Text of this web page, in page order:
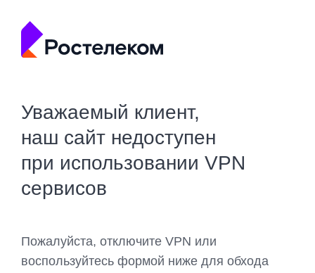
Уважаемый клиент,
наш сайт недоступен
при использовании VPN
сервисов
Пожалуйста, отключите VPN или
воспользуйтесь формой ниже для обхода